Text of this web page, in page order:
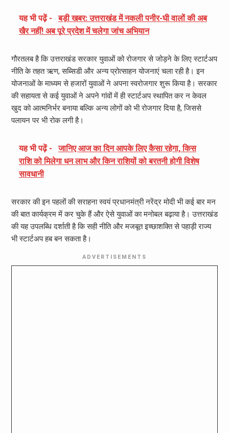
यह भी पढ़ें -
बड़ी खबर: उत्तराखंड में नकली पनीर-घी वालों की अब
खैर नहीं! अब पूरे प्रदेश में चलेगा जांच अभियान
गौरतलब है कि उत्तराखंड सरकार युवाओं को रोजगार से जोड़ने के लिए स्टार्टअप
नीति के तहत ऋण, सब्सिडी और अन्य प्रोत्साहन योजनाएं चला रही है। इन
योजनाओं के माध्यम से हजारों युवाओं ने अपना स्वरोजगार शुरू किया है। सरकार
की सहायता से कई युवाओं ने अपने गांवों में ही स्टार्टअप स्थापित कर न केवल
खुद को आत्मनिर्भर बनाया बल्कि अन्य लोगों को भी रोजगार दिया है, जिससे
पलायन पर भी रोक लगी है।
यह भी पढ़ें -
जानिए आज का दिन आपके लिए कैसा रहेगा, किस
राशि को मिलेगा धन लाभ और किन राशियों को बरतनी होगी विशेष
सावधानी
सरकार की इन पहलों की सराहना स्वयं प्रधानमंत्री नरेंद्र मोदी भी कई बार मन
की बात कार्यक्रम में कर चुके हैं और ऐसे युवाओं का मनोबल बढ़ाया है। उत्तराखंड
की यह उपलब्धि दर्शाती है कि सही नीति और मजबूत इच्छाशक्ति से पहाड़ी राज्य
भी स्टार्टअप हब बन सकता है।
ADVERTISEMENTS